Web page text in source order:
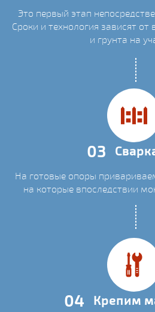
Это первый этап
Сроки и технология зависят
и грунта на
03
На готовые опоры
на которые впоследствии
04 Крепим